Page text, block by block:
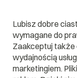
It will help you
PostgreSQLand
use.
Lubisz dobre
wymagane do
Zaakceptuj także
wydajnością
marketingiem.